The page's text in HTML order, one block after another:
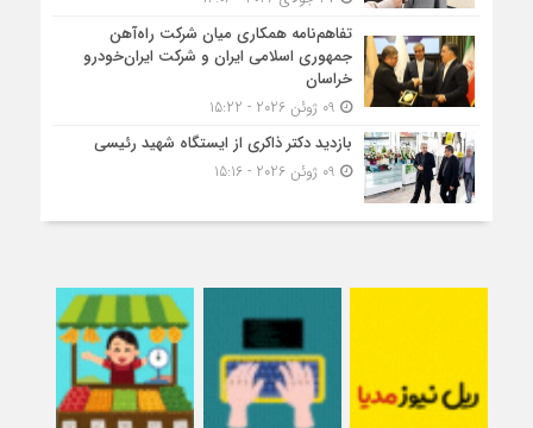
تفاهم‌نامه همکاری میان شرکت راه‌آهن
جمهوری اسلامی ایران و شرکت ایران‌خودرو
خراسان
بازدید دکتر ذاکری از ایستگاه شهید رئیسی